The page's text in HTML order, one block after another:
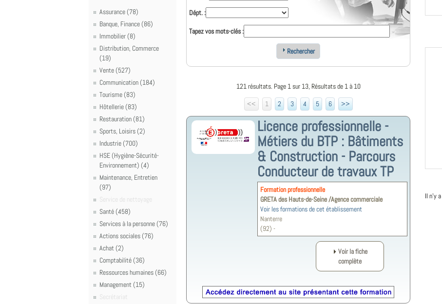
Assurance (78)
Banque, Finance (86)
Immobilier (8)
Distribution, Commerce
(19)
Vente (527)
Communication (184)
Tourisme (83)
Hôtellerie (83)
Restauration (81)
Sports, Loisirs (2)
Industrie (700)
HSE (Hygiène-Sécurité-
Environnement) (4)
Maintenance, Entretien
(97)
Service de nettoyage
Santé (458)
Services à la personne (76)
Actions sociales (76)
Achat (2)
Comptabilité (36)
Ressources humaines (66)
Management (15)
Secrétariat
Dépt. :
Tapez vos mots-clés :
Rechercher
121 résultats. Page 1 sur 13, Résultats de 1 à 10
<<
1 2 3 4 5 6 >>
Licence professionnelle -
Métiers du BTP : Bâtiments
& Construction - Parcours
Conducteur de travaux TP
Formation professionnelle
GRETA des Hauts-de-Seine /Agence commerciale
Voir les formations de cet établissement
Nanterre
(92) -
Voir la fiche
complète
Il n'y